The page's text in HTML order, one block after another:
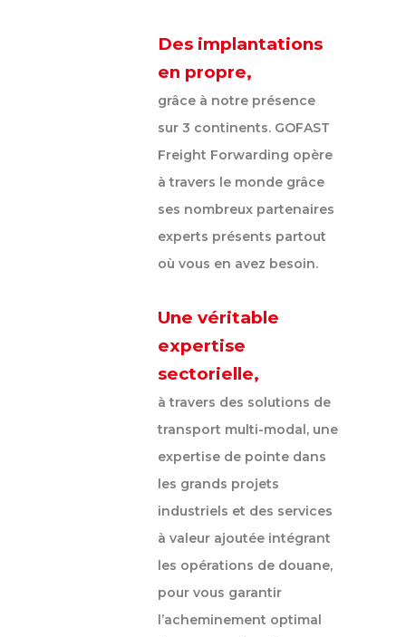
Des implantations
en propre,
grâce à notre présence
sur 3 continents. GOFAST
Freight Forwarding opère
à travers le monde grâce
ses nombreux partenaires
experts présents partout
où vous en avez besoin.
Une véritable
expertise
sectorielle,
à travers des solutions de
transport multi-modal, une
expertise de pointe dans
les grands projets
industriels et des services
à valeur ajoutée intégrant
les opérations de douane,
pour vous garantir
l’acheminement optimal